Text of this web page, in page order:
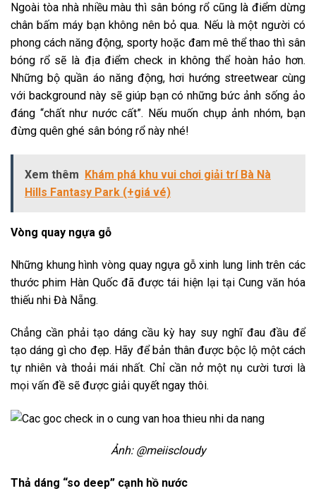
Ngoài tòa nhà nhiều màu thì sân bóng rổ cũng là điểm dừng
chân bấm máy bạn không nên bỏ qua. Nếu là một người có
phong cách năng động, sporty hoặc đam mê thể thao thì sân
bóng rổ sẽ là địa điểm check in không thể hoàn hảo hơn.
Những bộ quần áo năng động, hơi hướng streetwear cùng
với background này sẽ giúp bạn có những bức ảnh sống ảo
đáng “chất như nước cất”. Nếu muốn chụp ảnh nhóm, bạn
đừng quên ghé sân bóng rổ này nhé!
Xem thêm Khám phá khu vui chơi giải trí Bà Nà
Hills Fantasy Park (+giá vé)
Vòng quay ngựa gỗ
Những khung hình vòng quay ngựa gỗ xinh lung linh trên các
thước phim Hàn Quốc đã được tái hiện lại tại Cung văn hóa
thiếu nhi Đà Nẵng.
Chẳng cần phải tạo dáng cầu kỳ hay suy nghĩ đau đầu để
tạo dáng gì cho đẹp. Hãy để bản thân được bộc lộ một cách
tự nhiên và thoải mái nhất. Chỉ cần nở một nụ cười tươi là
mọi vấn đề sẽ được giải quyết ngay thôi.
Ảnh: @meiiscloudy
Thả dáng “so deep” cạnh hồ nước